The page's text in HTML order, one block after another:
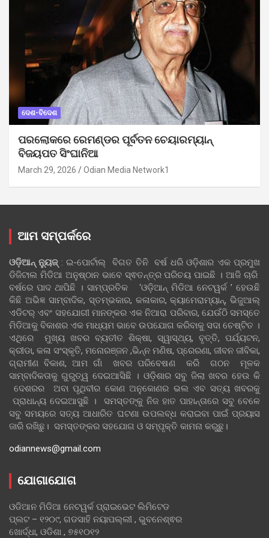
ଦେଶ-ବିଦେଶ
ପରଲୋକରେ ରେମଣ୍ଡର ପୂର୍ବତନ ଚେୟାରମ୍ୟାନ୍
ବିଜୟପତ ସିଂଘାନିଆ
March 29, 2026 Odian Media Network1
ଆମ ସମ୍ପର୍କରେ
ଓଡ଼ିଆନ୍‍ ନ୍ୟୁଜ୍‍: ଇ-ପୋର୍ଟାଲ୍ ବିଗତ ତିନି ବର୍ଷ ଧରି ଓଡ଼ିଶାର ଏକ ପ୍ରମୁଖ
ଡିଜିଟାଲ ମିଡିଆ ଅନୁଷ୍ଠାନ ଭାବେ ସ୍ଵତନ୍ତ୍ର ପରିଚୟ ପାଇଛି । ଆଜି ଚାରି
ବର୍ଷରେ ପାଦ ଥାପିଛି । ସାମ୍ପ୍ରତିକ ‘ଓଡ଼ିଆନ୍‍ ମିଡିଆ ନେଟୱର୍କ ’ ହେଉଛି
କିଛି ଅଭିଜ୍ଞ ସାମ୍ବାଦିକ, ସ୍ତମ୍ଭକାର, କଳାକାର, କ୍ୟାମେରାମ୍ୟାନ୍, ଭିଜୁଆଲ୍
ଏଡିଟର୍ ଏବଂ ସହଯୋଗୀ ମାନଙ୍କର ଏକ ନିଆରା ପରିବାର, ଯେଉଁଠି ସମସ୍ତେ
ମିଡିଆକୁ ବିକାଶର ଏକ ମାଧ୍ୟମ ଭାବେ ଉପଯୋଗ କରିବାକୁ ସଦା ଚେଷ୍ଟିତ ।
ଏଥିରେ ମୁଖ୍ୟ ଖବର ବ୍ୟତୀତ ଶିକ୍ଷା, ସ୍ୱାସ୍ଥ୍ୟ, ବୃତ୍ତି, ପର୍ଯ୍ୟଟନ,
କ୍ରୀଡା, କଳା ସଂସ୍କୃତି, ମନୋରଞ୍ଜନ ,ଭିନ୍ନ ମଣିଷ, ପ୍ରେରଣା, ଜୀବନ ଜୀବିକା,
ଗ୍ରାମୀଣ ବିକାଶ, ଆମ ଗାଁ ଖବର ପରିବେଷଣ କରି ଗଠନ ମୂଳକ
ସାମ୍ବାଦିକତାକୁ ଗୁରୁତ୍ୱ ଦେଇଆସିଛି । ଓଡ଼ିଶାର ସବୁ ଜିଲା ଖବର ହେଉ କି
ଦେଶରର ଅବା ପୃଥିବୀର କୋଣ ଅନୁକୋଣର ଭଲ ଏବ ସତ୍ୟ ଖବରକୁ
ପ୍ରାଧାନ୍ୟ ଦେଇଆସୁଛି । ସମସ୍ତଙ୍କୁ ନିଜ ହାତ ପାହାନ୍ତାରେ ସବୁ ବେଳେ
ସବୁ ସମୟରେ ସତ୍ୟ ଆଧାରିତ ଘଟଣା ଉପଲବ୍ଧ କରାଇବା ପାଇଁ ପ୍ରୟାସ
ଜାରି ରଖିଛୁ। ସମସ୍ତଙ୍କର ସହଯୋଗ ଓ ସମ୍ପୃକ୍ତି କାମନା କରୁଛୁ।
odiannews@gmail.com
ଯୋଗାଯୋଗ
ଓଡିଆନ ମିଡିଆ ନେଟୱର୍କ ପ୍ରାଇଭେଟ ଲିମିଟେଡ
ପ୍ଲଟ – ୧୨୦୯, ଗଡସାହି ନୟାପଲ୍ଲୀ , ଭୁବନେଶ୍ଵର
ଖୋର୍ଦ୍ଧା, ଓଡିଶା , ୭୫୧୦୧୨